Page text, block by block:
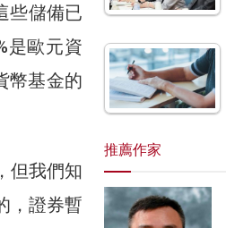
些儲備已
是歐元資
幣基金的
但我們知
，證券暫
推薦作家